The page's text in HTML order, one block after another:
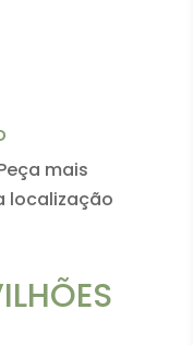
mais
localização